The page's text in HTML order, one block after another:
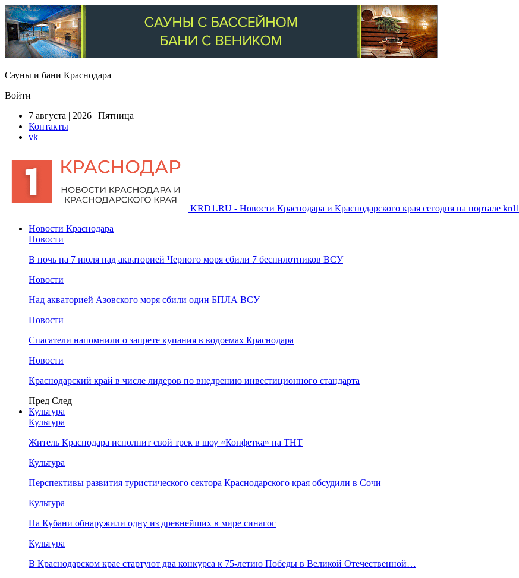
Сауны и бани Краснодара
Войти
7 августа | 2026 | Пятница
Контакты
vk
KRD1.RU - Новости Краснодара и Краснодарского края сегодня на портале krd1
Новости Краснодара
Новости
В ночь на 7 июля над акваторией Черного моря сбили 7 беспилотников ВСУ
Новости
Над акваторией Азовского моря сбили один БПЛА ВСУ
Новости
Спасатели напомнили о запрете купания в водоемах Краснодара
Новости
Краснодарский край в числе лидеров по внедрению инвестиционного стандарта
Пред След
Культура
Культура
Житель Краснодара исполнит свой трек в шоу «Конфетка» на ТНТ
Культура
Перспективы развития туристического сектора Краснодарского края обсудили в Сочи
Культура
На Кубани обнаружили одну из древнейших в мире синагог
Культура
В Краснодарском крае стартуют два конкурса к 75-летию Победы в Великой Отечественной…